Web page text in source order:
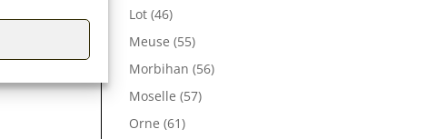
Lot (46)
Meuse (55)
Morbihan (56)
Moselle (57)
Orne (61)